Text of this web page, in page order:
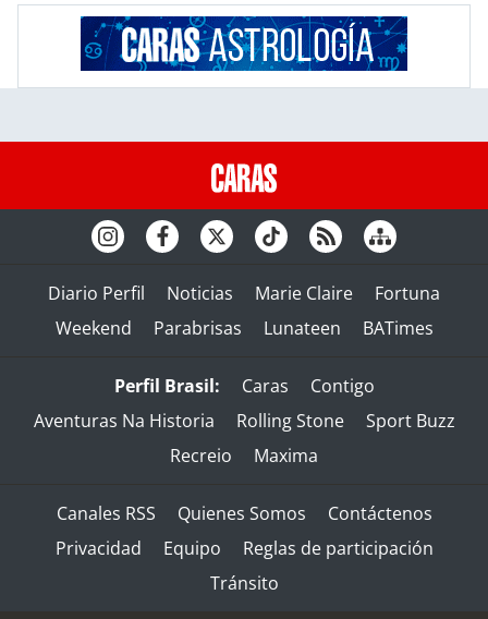
Diario Perfil Noticias Marie Claire
Fortuna
Weekend
Parabrisas Lunateen BATimes
Perfil Brasil: Caras
Contigo
Aventuras Na Historia
Rolling Stone
Sport Buzz
Recreio
Maxima
Canales RSS Quienes Somos
Contáctenos
Privacidad
Equipo
Reglas de participación
Tránsito